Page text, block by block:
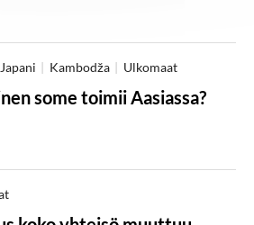
Japani Kambodža Ulkomaat
some toimii Aasiassa?